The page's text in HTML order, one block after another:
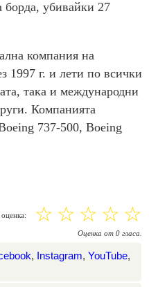
убивайки 27
компания на
1997 г. и лети по всички
така и международни
Компанията
737-500, Boeing
☆
☆
☆
☆
☆
Оценка от 0 гласа.
, Instagram, YouTube,